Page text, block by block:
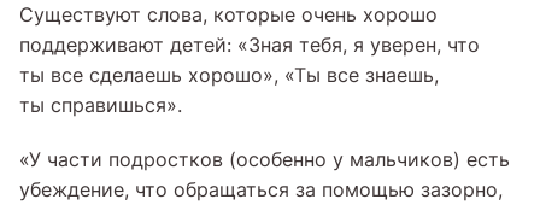
Существуют слова, которые очень хорошо
поддерживают детей: «Зная тебя, я уверен, что
ты все сделаешь хорошо», «Ты все знаешь,
ты справишься».
«У части подростков (особенно у мальчиков) есть
убеждение, что обращаться за помощью зазорно,